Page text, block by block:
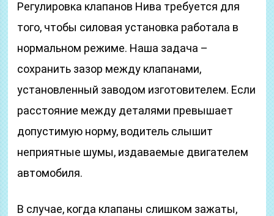
Регулировка клапанов Нива требуется для
того, чтобы силовая установка работала в
нормальном режиме. Наша задача –
сохранить зазор между клапанами,
установленный заводом изготовителем. Если
расстояние между деталями превышает
допустимую норму, водитель слышит
неприятные шумы, издаваемые двигателем
автомобиля.
В случае, когда клапаны слишком зажаты,